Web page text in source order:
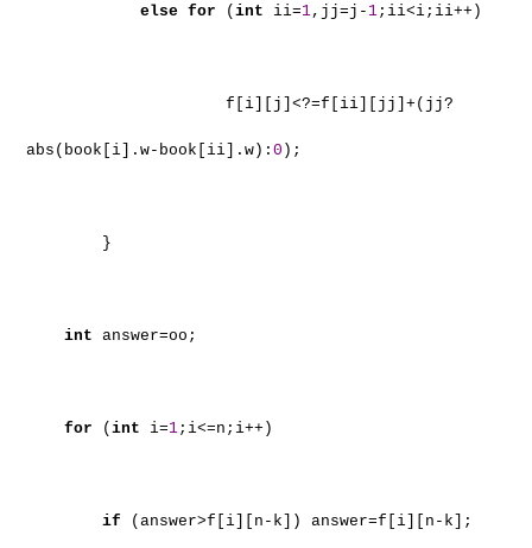
else for ( int ii=1,jj=j- 1;ii<i;ii++)
f[i][j]<?=f[ii][jj]+(jj?
abs(book[i].w-book[ii].w): 0 );
}
int answer=oo;
for ( int i=1;i<=n;i++)
if (answer>f[i][n-k]) answer=f[i][n-k];